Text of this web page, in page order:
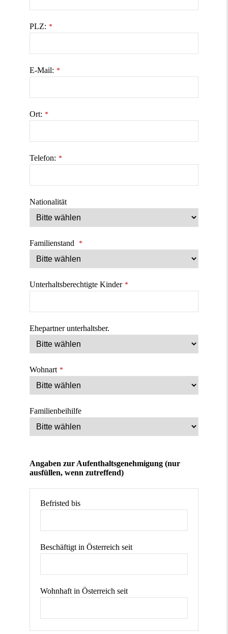
PLZ: *
E-Mail: *
Ort: *
Telefon: *
Nationalität
Familienstand *
Unterhaltsberechtigte Kinder *
Ehepartner unterhaltsber.
Wohnart *
Familienbeihilfe
Angaben zur Aufenthaltsgenehmigung (nur
ausfüllen, wenn zutreffend)
Befristed bis
Beschäftigt in Österreich seit
Wohnhaft in Österreich seit